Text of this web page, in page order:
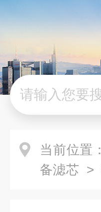
当前位置：
备滤芯 >